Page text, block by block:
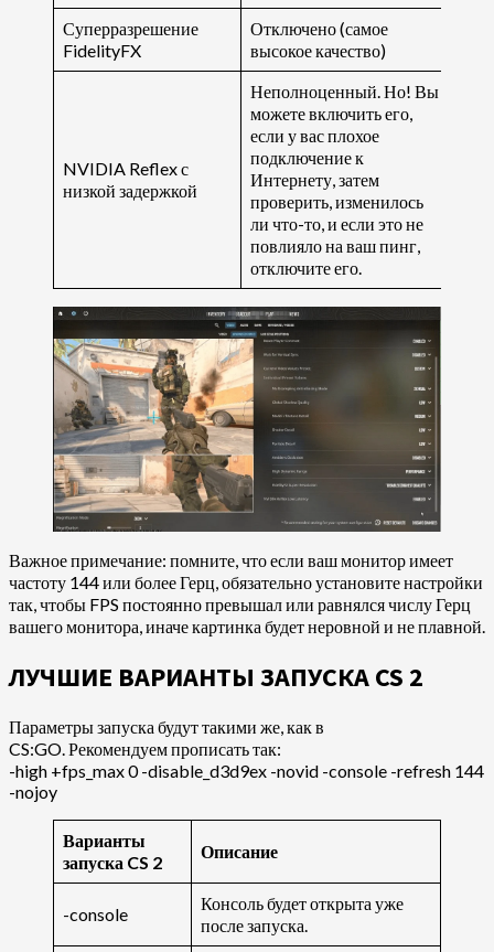
Суперразрешение
FidelityFX
Отключено (самое
высокое качество)
NVIDIA Reflex с
низкой задержкой
Неполноценный. Но! Вы
можете включить его,
если у вас плохое
подключение к
Интернету, затем
проверить, изменилось
ли что-то, и если это не
повлияло на ваш пинг,
отключите его.
Важное примечание: помните, что если ваш монитор имеет
частоту 144 или более Герц, обязательно установите настройки
так, чтобы FPS постоянно превышал или равнялся числу Герц
вашего монитора, иначе картинка будет неровной и не плавной.
ЛУЧШИЕ ВАРИАНТЫ ЗАПУСКА CS 2
Параметры запуска будут такими же, как в
CS:GO. Рекомендуем прописать так:
-high +fps_max 0 -disable_d3d9ex -novid -console -refresh 144
-nojoy
Варианты
запуска CS 2
Описание
-console
Консоль будет открыта уже
после запуска.